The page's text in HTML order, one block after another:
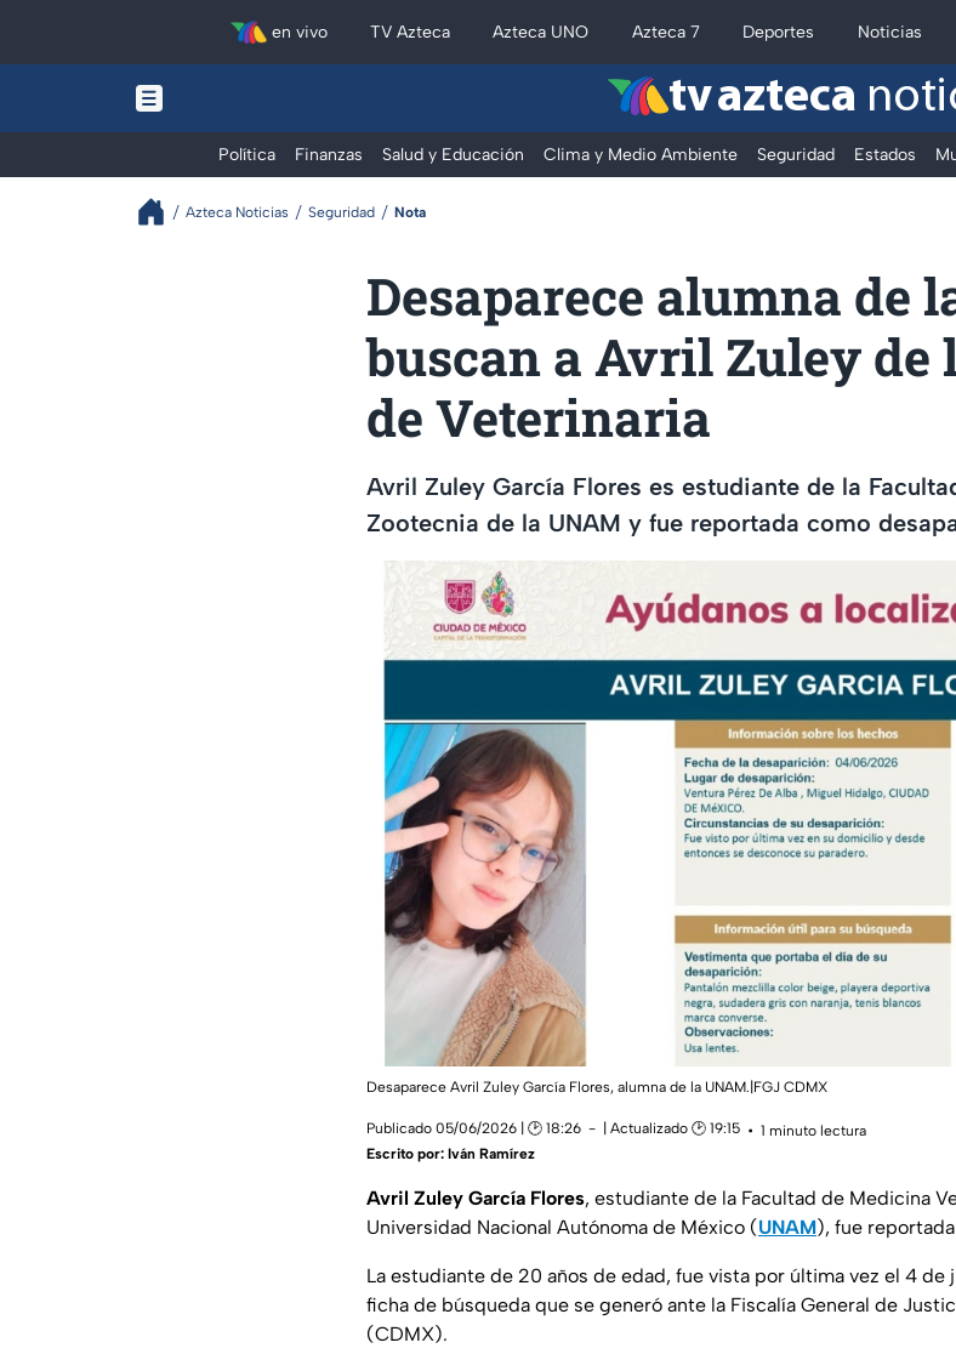
en vivo TV Azteca Azteca UNO Azteca 7 Deportes Noticias
tv azteca
Política Finanzas Salud y Educación Clima y Medio Ambiente Seguridad Estados
Azteca Noticias Seguridad Nota
Desaparece alumna de
buscan a Avril Zuley de
de Veterinaria
Avril Zuley García Flores es estudiante de la
Zootecnia de la UNAM y fue reportada como
Desaparece Avril Zuley García Flores, alumna de la UNAM.|FGJ CDMX
Publicado 05/06/2026 | 🕑 18:26 | Actualizado 🕑 19:15
1 minuto lectura
Escrito por: Iván Ramírez
Avril Zuley García Flores, estudiante de la Facultad de Medicina
Universidad Nacional Autónoma de México (UNAM), fue
La estudiante de 20 años de edad, fue vista por última vez el 4
ficha de búsqueda que se generó ante la Fiscalía General de
(CDMX).